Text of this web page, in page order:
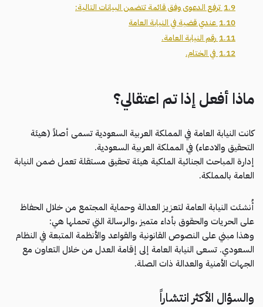
1.9 ترفع الدعوى وفق قائمة تتضمن البيانات التالية:
1.10 عندي قضية في النيابة العامة
1.11 رقم النيابة العامة.
1.12 في الختام.
ماذا أفعل إذا تم اعتقالي؟
كانت النيابة العامة في المملكة العربية السعودية تسمى أصلاً (هيئة
التحقيق والادعاء) في المملكة العربية السعودية.
إدارة المباحث الجنائية الملكية هيئة تحقيق مستقلة تعمل ضمن النيابة
العامة بالمملكة.
أُنشئت النيابة العامة لتعزيز العدالة وحماية المجتمع من خلال الحفاظ
على الحريات والحقوق بأداء متميز ،والرسالة التي تحملها هي:
وهذا مبني على النصوص القانونية والقواعد والأنظمة المتبعة في النظام
السعودي. تسعى النيابة العامة إلى إقامة العدل من خلال التعاون مع
الجهات الأمنية والعدالة ذات الصلة.
والسؤال الأكثر انتشاراً